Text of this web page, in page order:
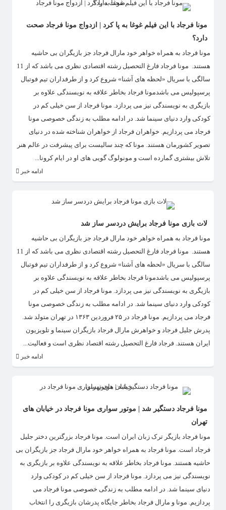
مونا فرجاد با این فیلم غوغا به پا کرد | ازدواج مونا فرجاد صحت
دارد؟
مونا فرجاد به همراه خواهر خود مارال فرجاد جز بازیگران بی حاشیه
هستند. مونا فرجاد فارغ التحصیل رشته اقتصادی نظری می باشد که از 11
سالگی با سریال «لحظه های آشنا» شروع کرد و از طرفداران تیم فوتبال
پرسپولیس می باشدمونا فرجاد بخاطر علاقه به نویسندگی علاوه بر
بازیگری به نویسندگی نیز می پردازد. مونا فرجاد از سن خیلی کم در
کودکی وارد دنیای سینما شد. در ادامه مطلب به زندگی خصوصی مونا
فرجاد می پردازیم. خواهران فرجاد از خواهران شناخته شده در دنیای
تصویر کشورمان هستند. مونا که چند سالیست برای پیشرفت در عالم هنر
تلاش بیشتری گمارده است و مونولوگ گویی های او در ایام کرونا...
ادامه خبر
لات بازی مونا فرجاد برایش دردسر ساز شد
مونا فرجاد به همراه خواهر خود مارال فرجاد جز بازیگران بی حاشیه
هستند. مونا فرجاد فارغ التحصیل رشته اقتصادی نظری می باشد که از 11
سالگی با سریال «لحظه های آشنا» شروع کرد و از طرفداران تیم فوتبال
پرسپولیس می باشدمونا فرجاد بخاطر علاقه به نویسندگی علاوه بر
بازیگری به نویسندگی نیز می پردازد. مونا فرجاد از سن خیلی کم در
کودکی وارد دنیای سینما شد. در ادامه مطلب به زندگی خصوصی مونا
فرجاد می پردازیم. مونا فرجاد در ۲۵ فروردین ۱۳۶۳ در تهران متولد شد.
پدرش جلیل فرجاد و خواهرش مارال فرجاد بازیگران سینما و تلویزیون
ایران هستند. فرجاد فارغ التحصیل رشته اقتصاد نظری است و فعالیت...
ادامه خبر
مونا فرجاد دستگیر شد | موتور سواری مونا فرجاد در خیابان های
تهران
مونا فرجاد بازیگر ترک زبان ایران است. مونا فرجاد بزرگترین دختر جلیل
فرجاد است. مونا فرجاد به همراه خواهر خود مارال فرجاد جز بازیگران بی
حاشیه هستند. مونا فرجاد بخاطر علاقه به نویسندگی علاوه بر بازیگری به
نویسندگی نیز می پردازد. مونا فرجاد از سن خیلی کم در کودکی وارد
دنیای سینما شد. در ادامه مطلب به زندگی خصوصی مونا فرجاد می
پردازیم. مونا و مارال فرجاد بخاطر جایگاه پدرشان بازیگری را انتخاب